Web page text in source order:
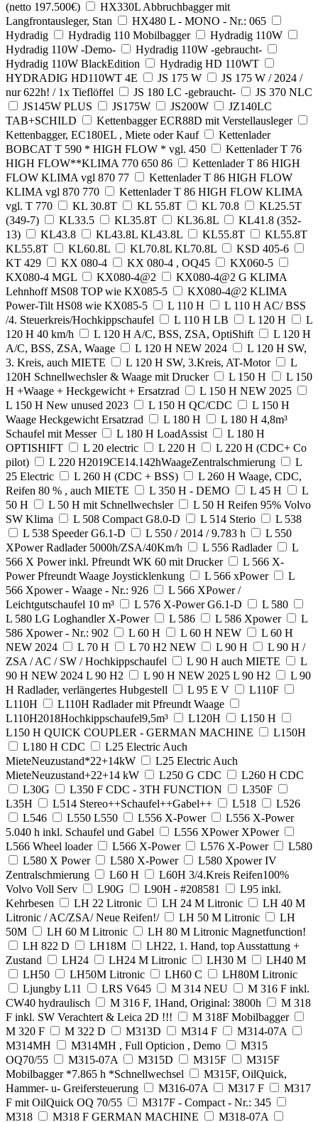
(netto 197.500€)
HX330L Abbruchbagger mit
Langfrontausleger, Stan
HX480 L - MONO - Nr.: 065
Hydradig
Hydradig 110 Mobilbagger
Hydradig 110W
Hydradig 110W -Demo-
Hydradig 110W -gebraucht-
Hydradig 110W BlackEdition
Hydradig HD 110WT
HYDRADIG HD110WT 4E
JS 175 W
JS 175 W / 2024 /
nur 622h! / 1x Tieflöffel
JS 180 LC -gebraucht-
JS 370 NLC
JS145W PLUS
JS175W JS200W
JZ140LC
TAB+SCHILD
Kettenbagger ECR88D mit Verstellausleger
Kettenbagger, EC180EL , Miete oder Kauf
Kettenlader
BOBCAT T 590 * HIGH FLOW * vgl. 450
Kettenlader T 76
HIGH FLOW**KLIMA 770 650 86
Kettenlader T 86 HIGH
FLOW KLIMA vgl 870 77
Kettenlader T 86 HIGH FLOW
KLIMA vgl 870 770
Kettenlader T 86 HIGH FLOW KLIMA
vgl. T 770
KL 30.8T KL 55.8T KL 70.8
KL25.5T
(349-7)
KL33.5 KL35.8T KL36.8L
KL41.8 (352-
13)
KL43.8 KL43.8L KL43.8L KL55.8T
KL55.8T
KL55.8T
KL60.8L KL70.8L KL70.8L
KSD 405-6
KT 429
KX 080-4 KX 080-4 , OQ45
KX060-5
KX080-4 MGL
KX080-4@2
KX080-4@2 G KLIMA
Lehnhoff MS08 TOP wie KX085-5
KX080-4@2 KLIMA
Power-Tilt HS08 wie KX085-5
L 110 H
L 110 H AC/ BSS
/4. Steuerkreis/Hochkippschaufel
L 110 H LB L 120 H
L
120 H 40 km/h
L 120 H A/C, BSS, ZSA, OptiShift
L 120 H
A/C, BSS, ZSA, Waage
L 120 H NEW 2024
L 120 H SW,
3. Kreis, auch MIETE
L 120 H SW, 3.Kreis, AT-Motor
L
120H Schnellwechsler & Waage mit Drucker
L 150 H
L 150
H +Waage + Heckgewicht + Ersatzrad
L 150 H NEW 2025
L 150 H New unused 2023
L 150 H QC/CDC
L 150 H
Waage Heckgewicht Ersatzrad
L 180 H
L 180 H 4,8m³
Schaufel mit Messer
L 180 H LoadAssist
L 180 H
OPTISHIFT
L 20 electric L 220 H
L 220 H (CDC+ Co
pilot)
L 220 H2019CE14.142hWaageZentralschmierung
L
25 Electric
L 260 H (CDC + BSS)
L 260 H Waage, CDC,
Reifen 80 % , auch MIETE
L 350 H - DEMO L 45 H
L
50 H
L 50 H mit Schnellwechsler
L 50 H Reifen 95% Volvo
SW Klima
L 508 Compact G8.0-D L 514 Sterio
L 538
L 538 Speeder G6.1-D
L 550 / 2014 / 9.783 h
L 550
XPower Radlader 5000h/ZSA/40Km/h
L 556 Radlader
L
566 X Power inkl. Pfreundt WK 60 mit Drucker
L 566 X-
Power Pfreundt Waage Joysticklenkung
L 566 xPower
L
566 Xpower - Waage - Nr.: 926
L 566 XPower /
Leichtgutschaufel 10 m³
L 576 X-Power G6.1-D
L 580
L 580 LG Loghandler X-Power
L 586 L 586 Xpower
L
586 Xpower - Nr.: 902
L 60 H L 60 H NEW
L 60 H
NEW 2024
L 70 H L 70 H2 NEW L 90 H
L 90 H /
ZSA / AC / SW / Hochkippschaufel
L 90 H auch MIETE
L
90 H NEW 2024 L 90 H2
L 90 H NEW 2025 L 90 H2
L 90
H Radlader, verlängertes Hubgestell
L 95 E V
L110F
L110H
L110H Radlader mit Pfreundt Waage
L110H2018Hochkippschaufel9,5m³
L120H
L150 H
L150 H QUICK COUPLER - GERMAN MACHINE
L150H
L180 H CDC
L25 Electric Auch
MieteNeuzustand*22+14kW
L25 Electric Auch
MieteNeuzustand+22+14 kW
L250 G CDC
L260 H CDC
L30G
L350 F CDC - 3TH FUNCTION
L350F
L35H
L514 Stereo++Schaufel++Gabel++ L518
L526
L546
L550 L550 L556 X-Power
L556 X-Power
5.040 h inkl. Schaufel und Gabel
L556 XPower XPower
L566 Wheel loader
L566 X-Power L576 X-Power
L580
L580 X Power
L580 X-Power
L580 Xpower IV
Zentralschmierung
L60 H
L60H 3/4.Kreis Reifen100%
Volvo Voll Serv
L90G L90H - #208581
L95 inkl.
Kehrbesen
LH 22 Litronic LH 24 M Litronic
LH 40 M
Litronic / AC/ZSA/ Neue Reifen!/
LH 50 M Litronic
LH
50M
LH 60 M Litronic
LH 80 M Litronic Magnetfunction!
LH 822 D
LH18M
LH22, 1. Hand, top Ausstattung +
Zustand
LH24 LH24 M Litronic LH30 M
LH40 M
LH50
LH50M Litronic LH60 C
LH80M Litronic
Ljungby L11
LRS V645 M 314 NEU
M 316 F inkl.
CW40 hydraulisch
M 316 F, 1Hand, Original: 3800h
M 318
F inkl. SW Verachtert & Leica 2D !!!
M 318F Mobilbagger
M 320 F
M 322 D M313D M314 F
M314-07A
M314MH
M314MH , Full Opticion , Demo
M315
OQ70/55
M315-07A M315D M315F
M315F
Mobilbagger *7.865 h *Schnellwechsel
M315F, OilQuick,
Hammer- u- Greifersteuerung
M316-07A M317 F
M317
F mit OilQuick OQ 70/55
M317F - Compact - Nr.: 345
M318
M318 F GERMAN MACHINE M318-07A